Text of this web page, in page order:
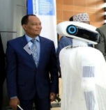
Previous